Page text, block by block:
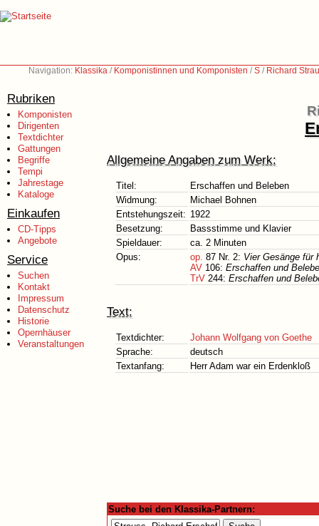
Navigation: Klassika / Komponistinnen und Komponisten /S / Richard
Rubriken
Komponisten
Dirigenten
Textdichter
Gattungen
Begriffe
Tempi
Jahrestage
Kataloge
Einkaufen
CD-Tipps
Angebote
Service
Suchen
Kontakt
Impressum
Datenschutz
Historie
Opernhäuser
Veranstaltungen
Allgemeine Angaben zum Werk:
Titel:
Erschaffen und Beleben
Widmung:
Michael Bohnen
Entstehungszeit: 1922
Besetzung:
Bassstimme und Klavier
Spieldauer:
ca. 2 Minuten
Opus:
op. 87 Nr. 2: Vier Gesänge für
AV 106: Erschaffen und
TrV 244: Erschaffen und
Text:
Textdichter:
Johann Wolfgang von Goethe
Sprache:
deutsch
Textanfang:
Herr Adam war ein Erdenkloß
Suche bei den Klassika-Partnern: